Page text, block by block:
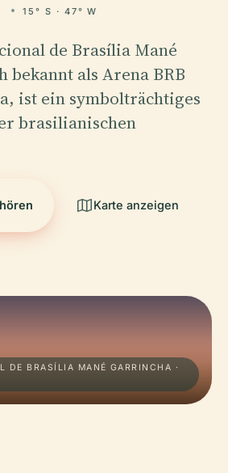
15° S · 47° W
de Brasília Mané
bekannt als Arena BRB
ist ein symbolträchtiges
brasilianischen
Karte anzeigen
DE BRASÍLIA MANÉ GARRINCHA ·